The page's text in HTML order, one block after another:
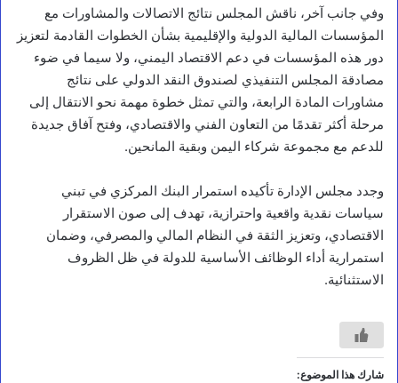
وفي جانب آخر، ناقش المجلس نتائج الاتصالات والمشاورات مع
المؤسسات المالية الدولية والإقليمية بشأن الخطوات القادمة لتعزيز
دور هذه المؤسسات في دعم الاقتصاد اليمني، ولا سيما في ضوء
مصادقة المجلس التنفيذي لصندوق النقد الدولي على نتائج
مشاورات المادة الرابعة، والتي تمثل خطوة مهمة نحو الانتقال إلى
مرحلة أكثر تقدمًا من التعاون الفني والاقتصادي، وفتح آفاق جديدة
للدعم مع مجموعة شركاء اليمن وبقية المانحين.
وجدد مجلس الإدارة تأكيده استمرار البنك المركزي في تبني
سياسات نقدية واقعية واحترازية، تهدف إلى صون الاستقرار
الاقتصادي، وتعزيز الثقة في النظام المالي والمصرفي، وضمان
استمرارية أداء الوظائف الأساسية للدولة في ظل الظروف
الاستثنائية.
شارك هذا الموضوع:
ا
ل